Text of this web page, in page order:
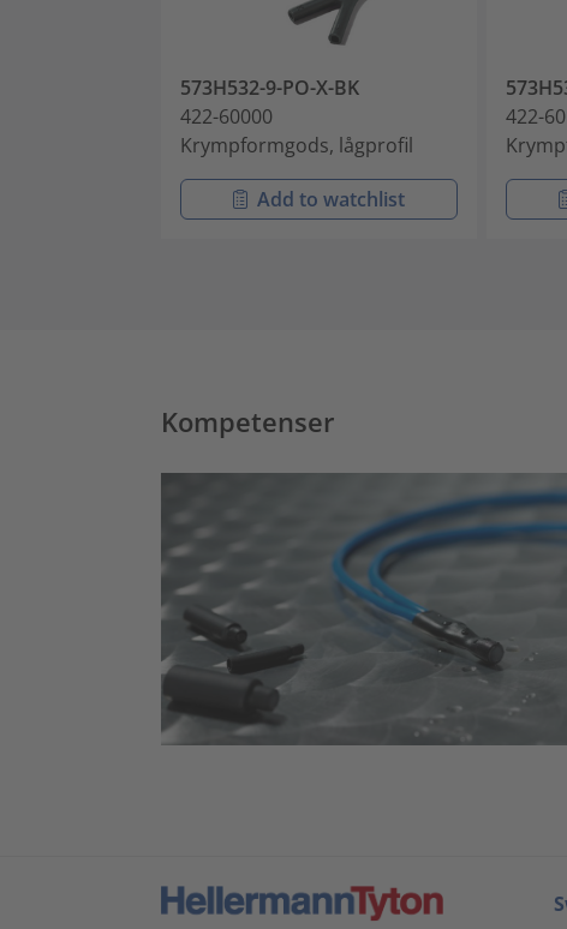
573H532-9-PO-X-BK
422-60000
Krympformgods, lågprofil
Add to watchlist
422-
Kompetenser